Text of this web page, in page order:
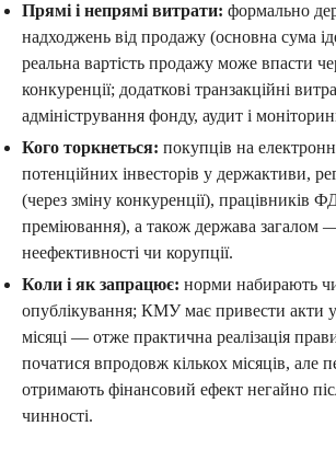
Прямі і непрямі витрати: формально
надходжень від продажу (основна сума
реальна вартість продажу може впасти
конкуренції; додаткові транзакційні
адміністрування фонду, аудит і
Кого торкнеться: покупців на
потенційних інвесторів у держактиви,
(через зміну конкуренції), працівників
преміювання), а також держава загалом
неефективності чи корупції.
Коли і як запрацює: норми набирають
опублікування; КМУ має привести акти у
місяці — отже практична реалізація
початися впродовж кількох місяців, але
отримають фінансовий ефект негайно
чинності.